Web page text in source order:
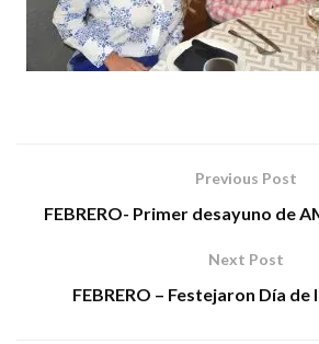
Previous Post
FEBRERO- Primer desayuno de
Next Post
FEBRERO – Festejaron Día de